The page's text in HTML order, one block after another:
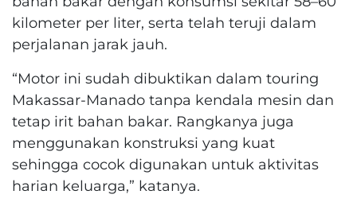
kilometer per liter, serta telah teruji dalam
perjalanan jarak jauh.
“Motor ini sudah dibuktikan dalam touring
Makassar-Manado tanpa kendala mesin dan
tetap irit bahan bakar. Rangkanya juga
menggunakan konstruksi yang kuat
sehingga cocok digunakan untuk aktivitas
harian keluarga,” katanya.